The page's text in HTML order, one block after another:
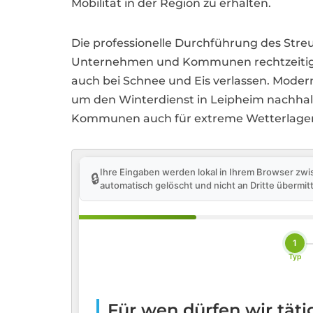
Mobilität in der Region zu erhalten.
Die professionelle Durchführung des
Unternehmen und Kommunen
auch bei Schnee und Eis verlassen.
um den Winterdienst in Leipheim
Kommunen auch für extreme
🔒Ihre Eingaben werden lokal in Ihrem Browser
automatisch gelöscht und nicht an Dritte
1
Typ